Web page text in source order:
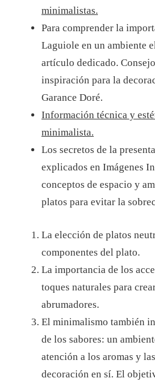
minimalistas.
Para comprender la
Laguiole en un ambiente
artículo dedicado.
inspiración para la
Garance Doré.
Información técnica y
minimalista.
Los secretos de la
explicados en Imágenes
conceptos de espacio y
platos para evitar la
La elección de platos
componentes del plato.
La importancia de los
toques naturales para
abrumadores.
El minimalismo también
de los sabores: un
atención a los aromas y
decoración en sí. El